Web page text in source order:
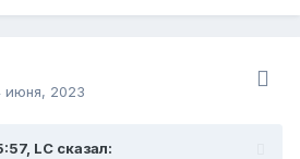
июня, 2023
LC сказал: